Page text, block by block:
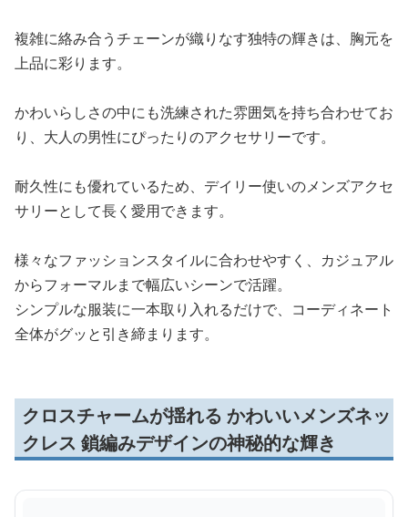
複雑に絡み合うチェーンが織りなす独特の輝きは、胸元を
上品に彩ります。
かわいらしさの中にも洗練された雰囲気を持ち合わせてお
り、大人の男性にぴったりのアクセサリーです。
耐久性にも優れているため、デイリー使いのメンズアクセ
サリーとして長く愛用できます。
様々なファッションスタイルに合わせやすく、カジュアル
からフォーマルまで幅広いシーンで活躍。
シンプルな服装に一本取り入れるだけで、コーディネート
全体がグッと引き締まります。
クロスチャームが揺れる かわいいメンズネッ
クレス 鎖編みデザインの神秘的な輝き